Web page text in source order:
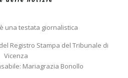
è una testata giornalistica
Registro Stampa del Tribunale di
Vicenza
Mariagrazia Bonollo